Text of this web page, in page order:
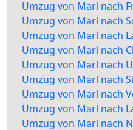
Umzug von Marl nach
Umzug von Marl nach
Umzug von Marl nach
Umzug von Marl nach
Umzug von Marl nach
Umzug von Marl nach
Umzug von Marl nach
Umzug von Marl nach
Umzug von Marl nach